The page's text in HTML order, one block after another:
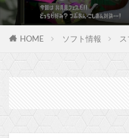
HOME ソフト情報 ス